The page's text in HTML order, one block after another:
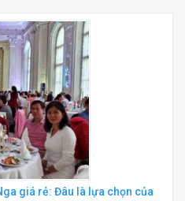
giá rẻ: Đâu là lựa chọn của